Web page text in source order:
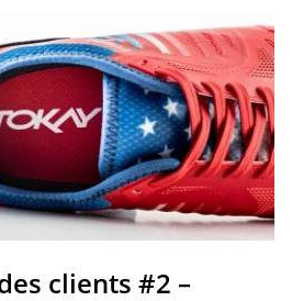
clients #2 –